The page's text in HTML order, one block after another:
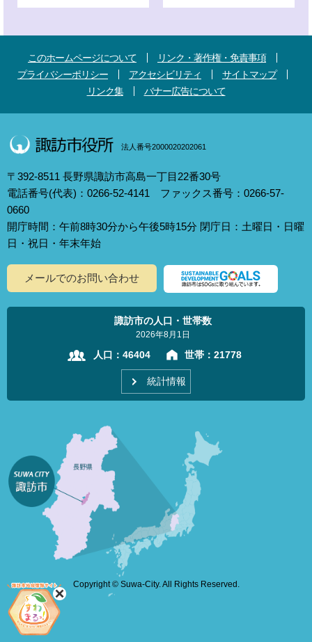
このホームページについて
リンク・著作権・免責事項
プライバシーポリシー
アクセシビリティ
サイトマップ
リンク集
バナー広告について
法人番号2000020202061
〒392-8511 長野県諏訪市高島一丁目22番30号
電話番号(代表)：0266-52-4141 ファックス番号：0266-57-
0660
開庁時間：午前8時30分から午後5時15分 閉庁日：土曜日・日曜
日・祝日・年末年始
メールでのお問い合わせ
諏訪市の人口・世帯数
2026年8月1日
人口： 46404 世帯： 21778
統計情報
Copyright © Suwa-City. All Rights Reserved.